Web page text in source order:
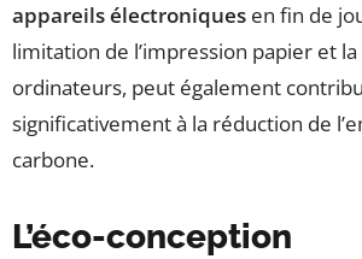
appareils électroniques en fin de
limitation de l’impression papier et
ordinateurs, peut également
significativement à la réduction de
carbone.
L’éco-conception